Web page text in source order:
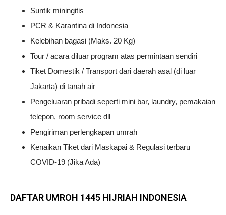
Suntik miningitis
PCR & Karantina di Indonesia
Kelebihan bagasi (Maks. 20 Kg)
Tour / acara diluar program atas permintaan sendiri
Tiket Domestik / Transport dari daerah asal (di luar
Jakarta) di tanah air
Pengeluaran pribadi seperti mini bar, laundry, pemakaian
telepon, room service dll
Pengiriman perlengkapan umrah
Kenaikan Tiket dari Maskapai & Regulasi terbaru
COVID-19 (Jika Ada)
DAFTAR UMROH 1445 HIJRIAH INDONESIA